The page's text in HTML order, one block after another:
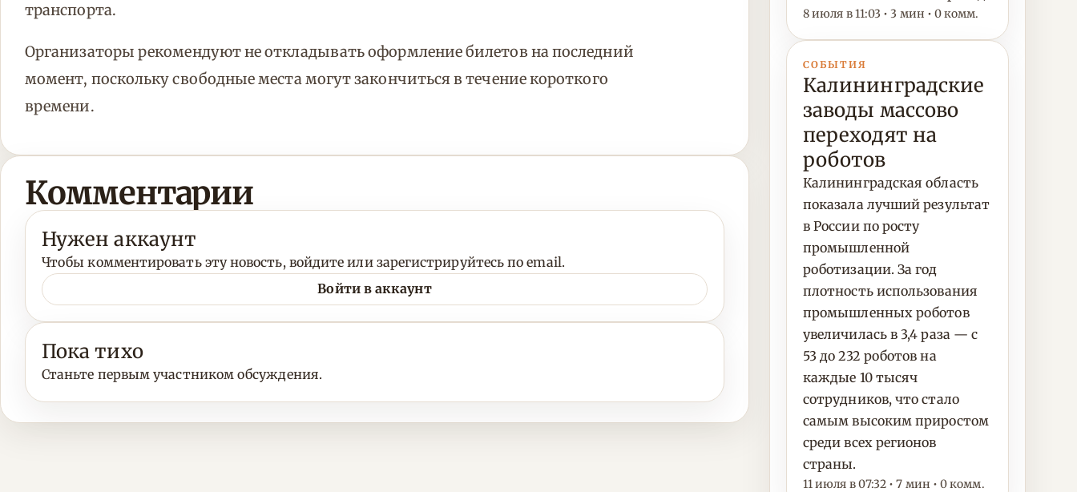
транспорта.
Организаторы рекомендуют не откладывать оформление билетов на последний
момент, поскольку свободные места могут закончиться в течение короткого
времени.
Комментарии
Нужен аккаунт
Чтобы комментировать эту новость, войдите или зарегистрируйтесь по email.
Войти в аккаунт
Пока тихо
Станьте первым участником обсуждения.
8 июля в 11:03 • 3 мин • 0 комм.
СОБЫТИЯ
Калининградские
заводы массово
переходят на
роботов
Калининградская область
показала лучший результат
в России по росту
промышленной
роботизации. За год
плотность использования
промышленных роботов
увеличилась в 3,4 раза — с
53 до 232 роботов на
каждые 10 тысяч
сотрудников, что стало
самым высоким приростом
среди всех регионов
страны.
11 июля в 07:32 • 7 мин • 0 комм.